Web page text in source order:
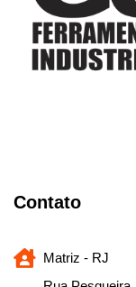
Contato
Matriz - RJ